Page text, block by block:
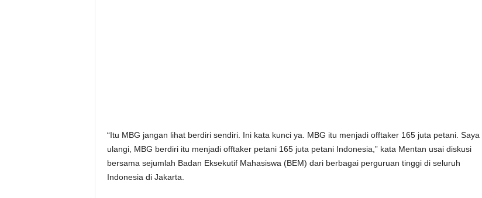
“Itu MBG jangan lihat berdiri sendiri. Ini kata kunci ya. MBG itu menjadi offtaker 165 juta petani. Saya
ulangi, MBG berdiri itu menjadi offtaker petani 165 juta petani Indonesia,” kata Mentan usai diskusi
bersama sejumlah Badan Eksekutif Mahasiswa (BEM) dari berbagai perguruan tinggi di seluruh
Indonesia di Jakarta.